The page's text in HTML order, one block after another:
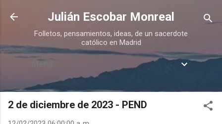
Ir al contenido principal
Julián Escobar Monreal
Folletos, pensamientos, ideas, de un sacerdote
católico en Madrid
Menú
2 de diciembre de 2023 - PEND